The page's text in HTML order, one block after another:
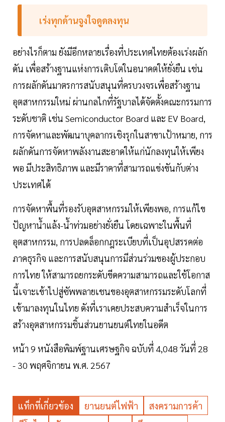
เร่งทุกด้านจูงใจดูดลงทุน
อย่างไรก็ตาม ยังมีอีกหลายเรื่องที่ประเทศไทยต้องเร่งผลัก
ดัน เพื่อสร้างฐานแห่งการเติบโตในอนาคตให้ยั่งยืน เช่น
การผลักดันมาตรการสนับสนุนที่ครบวงจรเพื่อสร้างฐาน
อุตสาหกรรมใหม่ ผ่านกลไกที่รัฐบาลได้จัดตั้งคณะกรรมการ
ระดับชาติ เช่น Semiconductor Board และ EV Board,
การจัดหาและพัฒนาบุคลากรเชิงรุกในสาขาเป้าหมาย, การ
ผลักดันการจัดหาพลังงานสะอาดให้แก่นักลงทุนให้เพียง
พอ มีประสิทธิภาพ และมีราคาที่สามารถแข่งขันกับต่าง
ประเทศได้
การจัดหาพื้นที่รองรับอุตสาหกรรมให้เพียงพอ, การแก้ไข
ปัญหานํ้าแล้ง-นํ้าท่วมอย่างยั่งยืน โดยเฉพาะในพื้นที่
อุตสาหกรรม, การปลดล็อกกฎระเบียบที่เป็นอุปสรรคต่อ
ภาคธุรกิจ และการสนับสนุนการมีส่วนร่วมของผู้ประกอบ
การไทย ให้สามารถยกระดับขีดความสามารถและใช้โอกาส
นี้เจาะเข้าไปสู่ซัพพลายเชนของอุตสาหกรรมระดับโลกที่
เข้ามาลงทุนในไทย ดังที่เราเคยประสบความสำเร็จในการ
สร้างอุตสาหกรรมชิ้นส่วนยานยนต์ไทยในอดีต
หน้า 9 หนังสือพิมพ์ฐานเศรษฐกิจ ฉบับที่ 4,048 วันที่ 28
- 30 พฤศจิกายน พ.ศ. 2567
แท็กที่เกี่ยวข้อง ยานยนต์ไฟฟ้า
สงครามการค้า